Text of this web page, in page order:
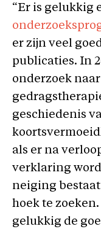
“Er is gelukkig
er zijn veel
publicaties. In
onderzoek
geschiedenis
als er na
verklaring
neiging
hoek te
gelukkig de